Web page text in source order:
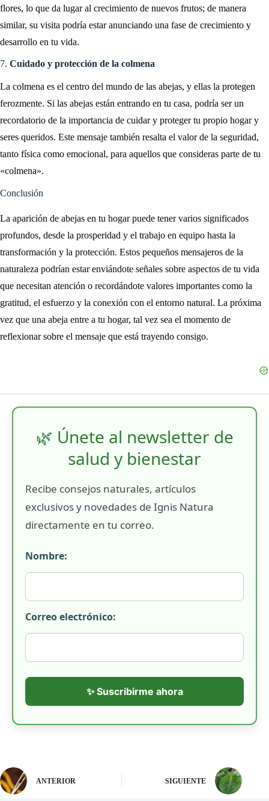
flores, lo que da lugar al crecimiento de nuevos frutos; de manera
similar, su visita podría estar anunciando una fase de crecimiento y
desarrollo en tu vida.
7. Cuidado y protección de la colmena
La colmena es el centro del mundo de las abejas, y ellas la protegen
ferozmente. Si las abejas están entrando en tu casa, podría ser un
recordatorio de la importancia de cuidar y proteger tu propio hogar y
seres queridos. Este mensaje también resalta el valor de la seguridad,
tanto física como emocional, para aquellos que consideras parte de tu
«colmena».
Conclusión
La aparición de abejas en tu hogar puede tener varios significados
profundos, desde la prosperidad y el trabajo en equipo hasta la
transformación y la protección. Estos pequeños mensajeros de la
naturaleza podrían estar enviándote señales sobre aspectos de tu vida
que necesitan atención o recordándote valores importantes como la
gratitud, el esfuerzo y la conexión con el entorno natural. La próxima
vez que una abeja entre a tu hogar, tal vez sea el momento de
reflexionar sobre el mensaje que está trayendo consigo.
🌿 Únete al newsletter de
salud y bienestar
Recibe consejos naturales, artículos
exclusivos y novedades de Ignis Natura
directamente en tu correo.
Nombre:
Correo electrónico:
✨ Suscribirme ahora
ANTERIOR SIGUIENTE